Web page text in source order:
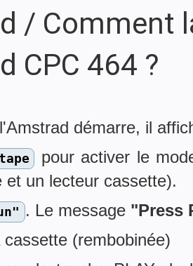
/ Comment
CPC 464 ?
démarre, il
pour activer le
et un lecteur cassette).
. Le message "Press
cassette (rembobinée)